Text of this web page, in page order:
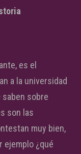
es el
a la universidad
saben sobre
son las
muy bien,
ejemplo ¿qué